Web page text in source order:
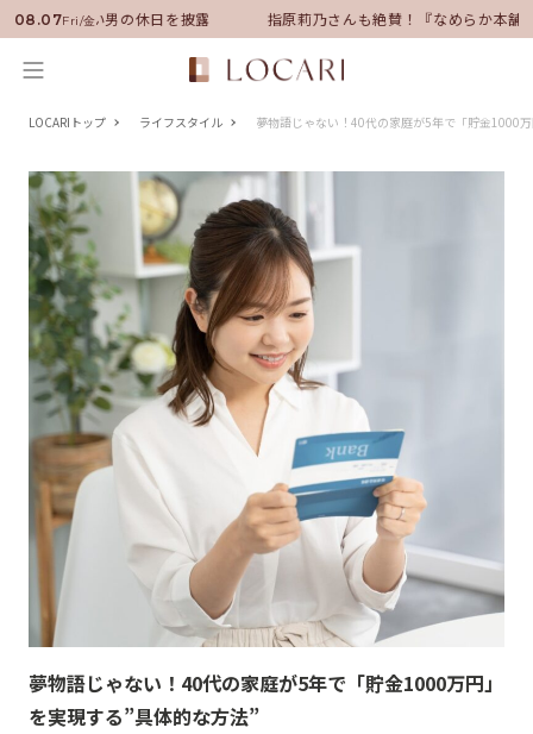
08.07Fri/金
就任！いい男の休日を披露 指原莉乃さんも絶賛！『なめらか本舗
LOCARIトップ ライフスタイル 夢物語じゃない！40代の家庭が5年で「貯金1000
夢物語じゃない！40代の家庭が5年で「貯金1000万円」
を実現する”具体的な方法”